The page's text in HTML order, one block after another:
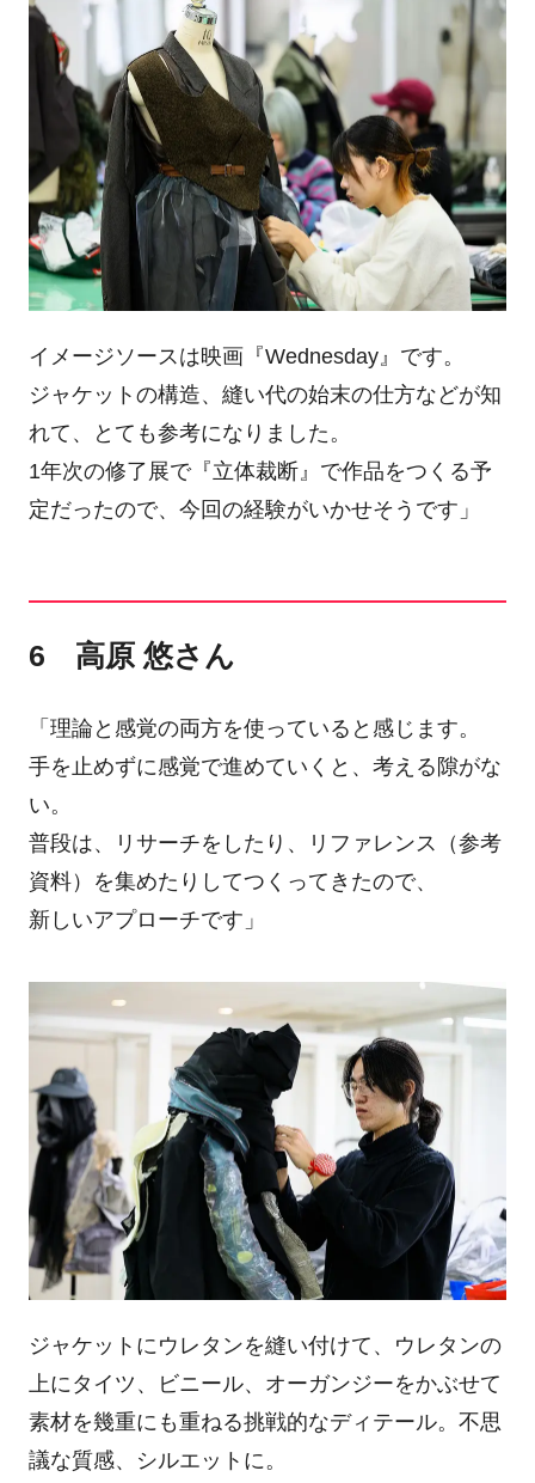
イメージソースは映画『Wednesday』です。
ジャケットの構造、縫い代の始末の仕方などが知
れて、とても参考になりました。
1年次の修了展で『立体裁断』で作品をつくる予
定だったので、今回の経験がいかせそうです」
6 高原 悠さん
「理論と感覚の両方を使っていると感じます。
手を止めずに感覚で進めていくと、考える隙がな
い。
普段は、リサーチをしたり、リファレンス（参考
資料）を集めたりしてつくってきたので、
新しいアプローチです」
ジャケットにウレタンを縫い付けて、ウレタンの
上にタイツ、ビニール、オーガンジーをかぶせて
素材を幾重にも重ねる挑戦的なディテール。不思
議な質感、シルエットに。